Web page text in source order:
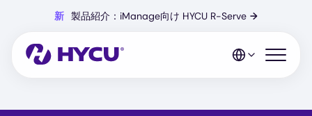
content
新 製品紹介：iManage向け HYCU R-Serve →
Open